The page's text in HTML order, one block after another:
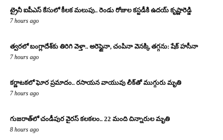
ట్రైనీ ఐపీఎస్ కేసులో కీలక మలుపు.. రెండు రోజుల కస్టడీకి ఉదయ్ కృష్ణారెడ్డి
7 hours ago
త్వరలో బంగ్లాదేశ్‌కు తిరిగి వెళ్తా.. అరెస్టైనా, చంపినా వెనక్కి తగ్గను: షేక్ హసీనా
7 hours ago
కర్ణాటకలో ఘోర ప్రమాదం.. రసాయన వాయువు లీక్‌తో ముగ్గురు మృతి
7 hours ago
గుజరాత్‌లో చండీపుర వైరస్ కలకలం.. 22 మంది చిన్నారుల మృతి
8 hours ago